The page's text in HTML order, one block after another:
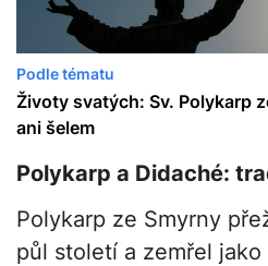
Podle tématu
Životy svatých: Sv. Polykarp
ani šelem
Polykarp a Didaché:
Polykarp ze Smyrny
půl století a zemřel